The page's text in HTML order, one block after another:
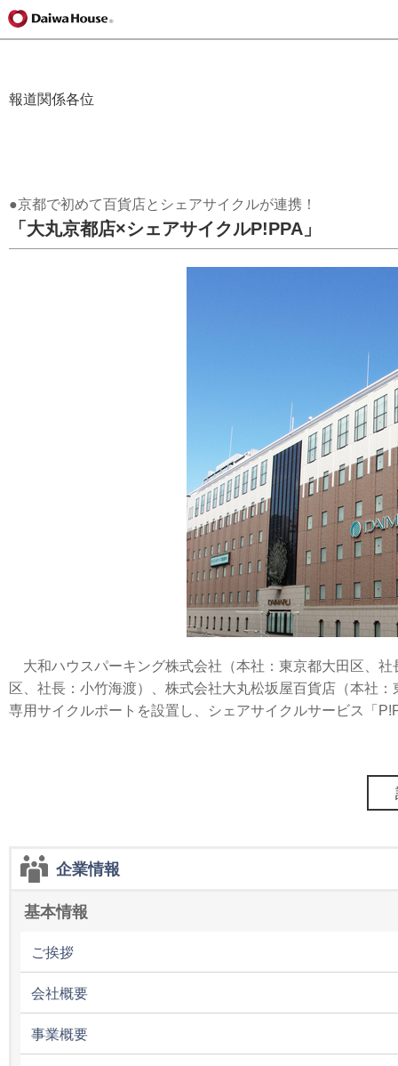
報道関係各位
●京都で初めて百貨店とシェアサイクルが連携！
「大丸京都店×シェアサイクルP!PPA」
大和ハウスパーキング株式会社（本社：東京都大田区、
区、社長：小竹海渡）、株式会社大丸松坂屋百貨店（本社
専用サイクルポートを設置し、シェアサイクルサービス「
企業情報
基本情報
ご挨拶
会社概要
事業概要